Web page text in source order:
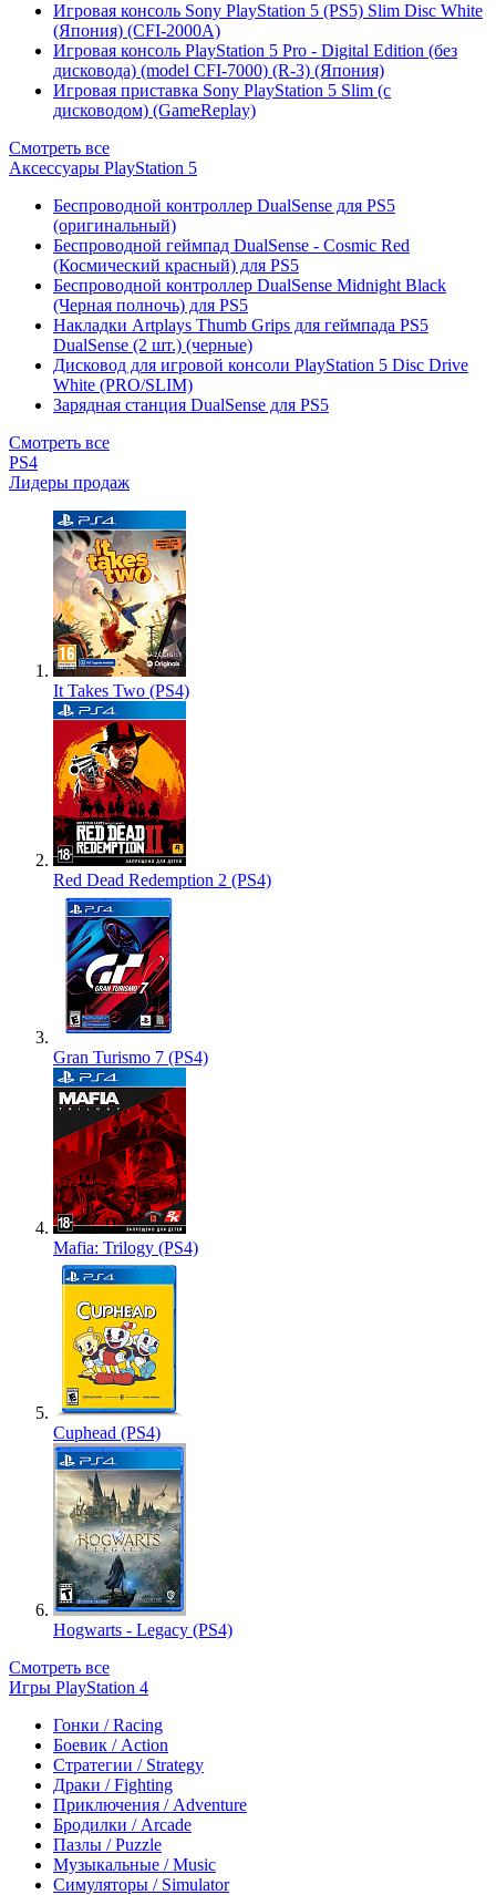
Игровая консоль Sony PlayStation 5 (PS5) Slim Disc White
(Япония) (CFI-2000A)
Игровая консоль PlayStation 5 Pro - Digital Edition (без
дисковода) (model CFI-7000) (R-3) (Япония)
Игровая приставка Sony PlayStation 5 Slim (с
дисководом) (GameReplay)
Смотреть все
Аксессуары PlayStation 5
Беспроводной контроллер DualSense для PS5
(оригинальный)
Беспроводной геймпад DualSense - Cosmic Red
(Космический красный) для PS5
Беспроводной контроллер DualSense Midnight Black
(Черная полночь) для PS5
Накладки Artplays Thumb Grips для геймпада PS5
DualSense (2 шт.) (черные)
Дисковод для игровой консоли PlayStation 5 Disc Drive
White (PRO/SLIM)
Зарядная станция DualSense для PS5
Смотреть все
PS4
Лидеры продаж
It Takes Two (PS4)
Red Dead Redemption 2 (PS4)
Gran Turismo 7 (PS4)
Mafia: Trilogy (PS4)
Cuphead (PS4)
Hogwarts - Legacy (PS4)
Смотреть все
Игры PlayStation 4
Гонки / Racing
Боевик / Action
Стратегии / Strategy
Драки / Fighting
Приключения / Adventure
Бродилки / Arcade
Пазлы / Puzzle
Музыкальные / Music
Симуляторы / Simulator